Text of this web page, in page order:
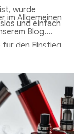
wurde
und einfach
im Allgemeinen
Blog.
für den Einstieg
können.